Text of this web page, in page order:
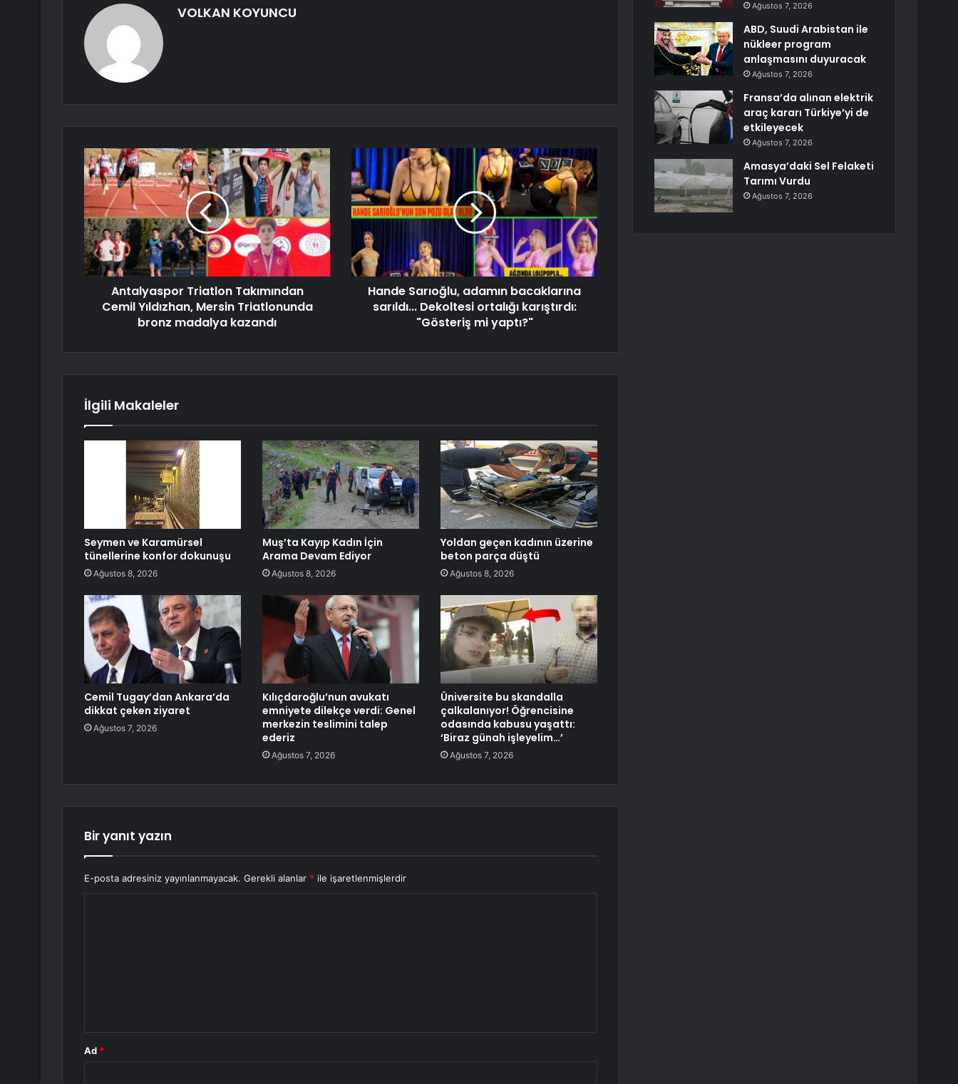
VOLKAN KOYUNCU
Antalyaspor Triatlon Takımından
Cemil Yıldızhan, Mersin Triatlonunda
bronz madalya kazandı
Hande Sarıoğlu, adamın bacaklarına
sarıldı... Dekoltesi ortalığı karıştırdı:
"Gösteriş mi yaptı?"
İlgili Makaleler
Seymen ve Karamürsel
tünellerine konfor dokunuşu
Ağustos 8, 2026
Muş’ta Kayıp Kadın İçin
Arama Devam Ediyor
Ağustos 8, 2026
Yoldan geçen kadının üzerine
beton parça düştü
Ağustos 8, 2026
Cemil Tugay’dan Ankara’da
dikkat çeken ziyaret
Ağustos 7, 2026
Kılıçdaroğlu’nun avukatı
emniyete dilekçe verdi: Genel
merkezin teslimini talep
ederiz
Ağustos 7, 2026
Üniversite bu skandalla
çalkalanıyor! Öğrencisine
odasında kabusu yaşattı:
‘Biraz günah işleyelim…’
Ağustos 7, 2026
Bir yanıt yazın
E-posta adresiniz yayınlanmayacak. Gerekli alanlar * ile işaretlenmişlerdir
Ad *
Ağustos 7, 2026
ABD, Suudi Arabistan ile
nükleer program
anlaşmasını duyuracak
Ağustos 7, 2026
Fransa’da alınan elektrik
araç kararı Türkiye’yi de
etkileyecek
Ağustos 7, 2026
Amasya’daki Sel Felaketi
Tarımı Vurdu
Ağustos 7, 2026